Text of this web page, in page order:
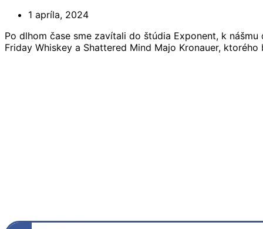
1 apríla, 2024
Po dlhom čase sme zavítali do štúdia Exponent, k
Friday Whiskey a Shattered Mind Majo Kronauer,